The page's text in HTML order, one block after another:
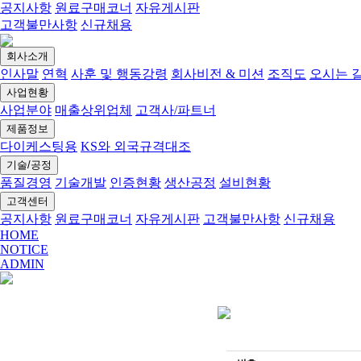
공지사항 원료구매코너 자유게시판
고객불만사항 신규채용
회사소개
인사말 연혁 사훈 및 행동강령 회사비전 & 미션 조직도 오시는
사업현황
사업분야 매출상위업체 고객사/파트너
제품정보
다이케스팅용 KS와 외국규격대조
기술/공정
품질경영 기술개발 인증현황 생산공정 설비현황
고객센터
공지사항 원료구매코너 자유게시판 고객불만사항 신규채용
HOME
NOTICE
ADMIN